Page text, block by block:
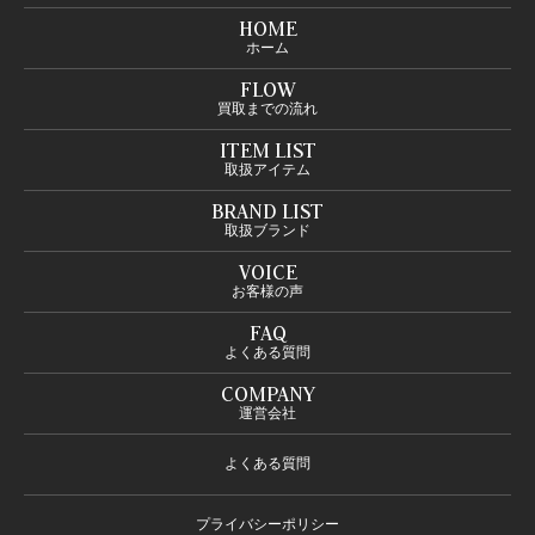
HOME
ホーム
FLOW
買取までの流れ
ITEM LIST
取扱アイテム
BRAND LIST
取扱ブランド
VOICE
お客様の声
FAQ
よくある質問
COMPANY
運営会社
よくある質問
プライバシーポリシー